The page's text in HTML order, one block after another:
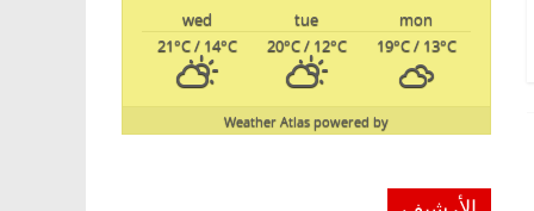
mon
tue
wed
19°C/ 13°C
20°C/ 12°C
21°C/ 14°C
powered by
Weather Atlas